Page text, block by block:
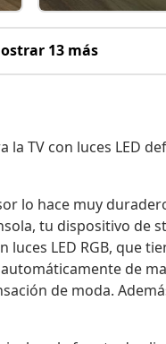
13 más
TV con luces LED
lo hace muy
tu dispositivo de
LED RGB, que
de
de moda.